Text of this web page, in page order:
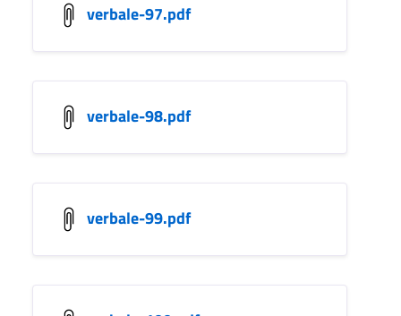
verbale-97.pdf
verbale-98.pdf
verbale-99.pdf